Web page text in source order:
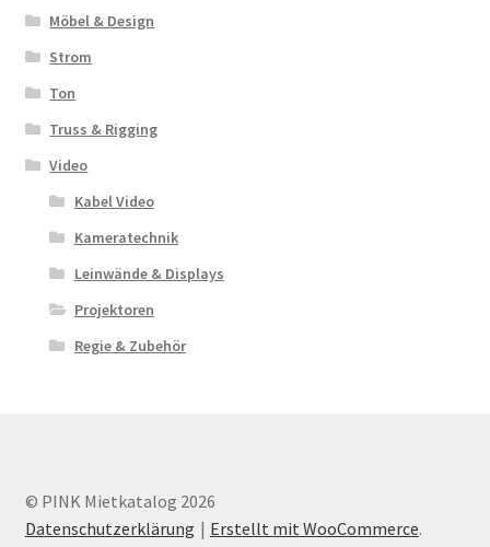
Möbel & Design
Strom
Ton
Truss & Rigging
Video
Kabel Video
Kameratechnik
Leinwände & Displays
Projektoren
Regie & Zubehör
© PINK Mietkatalog 2026
Datenschutzerklärung
Erstellt mit WooCommerce.